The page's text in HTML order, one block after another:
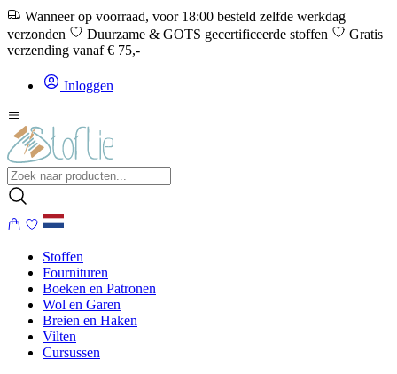
Wanneer op voorraad, voor 18:00 besteld zelfde werkdag
verzonden
Duurzame & GOTS gecertificeerde stoffen
Gratis
verzending vanaf € 75,-
Inloggen
Stoffen
Fournituren
Boeken en Patronen
Wol en Garen
Breien en Haken
Vilten
Cursussen